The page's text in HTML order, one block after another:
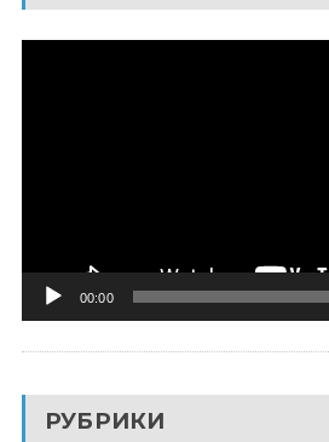
00:00
РУБРИКИ